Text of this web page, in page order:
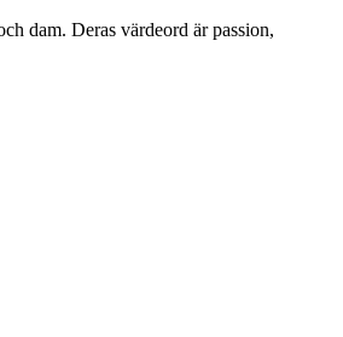
dam. Deras värdeord är passion,